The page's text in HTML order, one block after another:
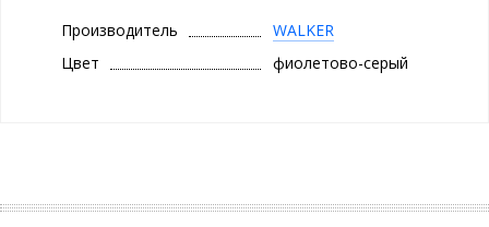
Регулируемый угол наклона позволяет направить воздушный
поток именно туда, где это необходимо. Энергоэффективный
мотор (5Вт) работает от аккумулятора 1200 мАч, которого
отличным выбором для тех, кто ценит комфорт и эстетику!
Производитель
WALKER
Цвет
фиолетово-серый